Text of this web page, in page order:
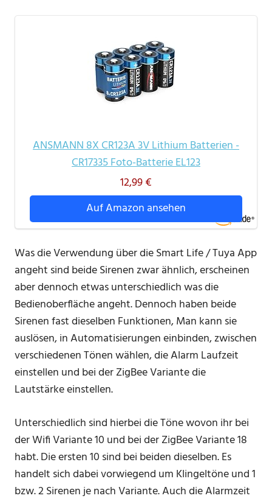
ANSMANN 8X CR123A 3V Lithium Batterien -
CR17335 Foto-Batterie EL123
12,99 €
Auf Amazon ansehen
Was die Verwendung über die Smart Life / Tuya App
angeht sind beide Sirenen zwar ähnlich, erscheinen
aber dennoch etwas unterschiedlich was die
Bedienoberfläche angeht. Dennoch haben beide
Sirenen fast dieselben Funktionen, Man kann sie
auslösen, in Automatisierungen einbinden, zwischen
verschiedenen Tönen wählen, die Alarm Laufzeit
einstellen und bei der ZigBee Variante die
Lautstärke einstellen.
Unterschiedlich sind hierbei die Töne wovon ihr bei
der Wifi Variante 10 und bei der ZigBee Variante 18
habt. Die ersten 10 sind bei beiden dieselben. Es
handelt sich dabei vorwiegend um Klingeltöne und 1
bzw. 2 Sirenen je nach Variante. Auch die Alarmzeit